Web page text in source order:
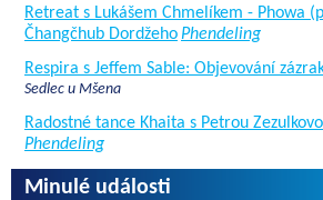
Retreat s Lukášem Chmelíkem - Phowa
Čhangčhub DordžehoPhendeling
Respira s Jeffem Sable: Objevování
Sedlec u Mšena
Radostné tance Khaita s Petrou
Phendeling
Minulé události